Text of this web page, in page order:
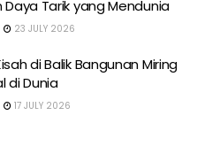
Tarik yang Mendunia
23 JULY 2026
di Balik Bangunan Miring
di Dunia
17 JULY 2026